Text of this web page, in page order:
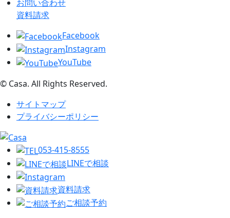
お問い合わせ
資料請求
Facebook
Instagram
YouTube
© Casa. All Rights Reserved.
サイトマップ
プライバシーポリシー
053-415-8555
LINEで相談
資料請求
ご相談予約